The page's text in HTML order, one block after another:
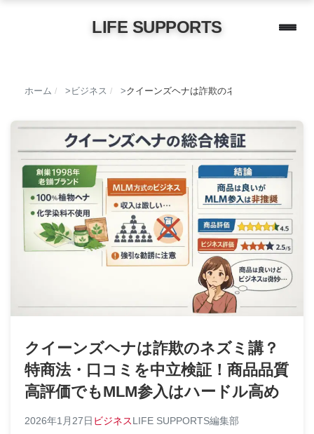
LIFE SUPPORTS
ホーム / ビジネス / クイーンズヘナは詐欺のネズミ講？特商法
クイーンズヘナは詐欺のネズミ講？
特商法・口コミを中立検証！商品品質
高評価でもMLM参入はハードル高め
2026年1月27日 ビジネスLIFE SUPPORTS編集部